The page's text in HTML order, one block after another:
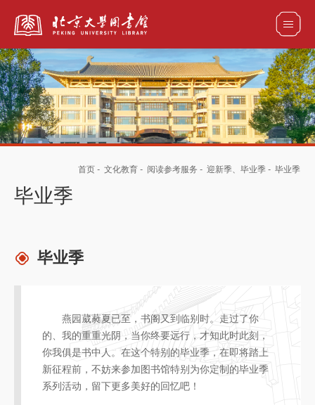
全部资源
首页 - 文化教育 - 阅读参考服务 - 迎新季、毕业季 - 毕业季
毕业季
毕业季
燕园葳蕤夏已至，书阁又到临别时。走过了你
的、我的重重光阴，当你终要远行，才知此时此刻，
你我俱是书中人。在这个特别的毕业季，在即将踏上
新征程前，不妨来参加图书馆特别为你定制的毕业季
系列活动，留下更多美好的回忆吧！